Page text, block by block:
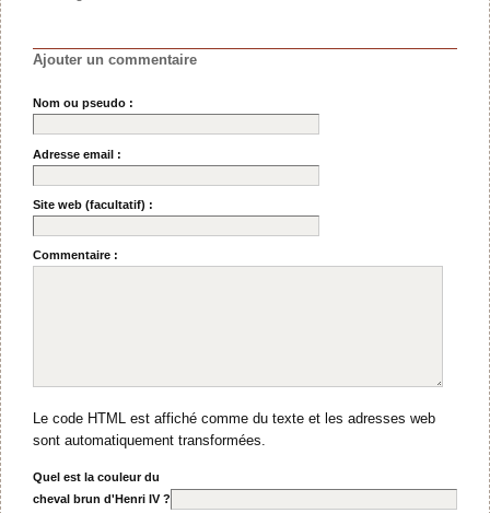
Ajouter un commentaire
Nom ou pseudo :
Adresse email :
Site web (facultatif) :
Commentaire :
Le code HTML est affiché comme du texte et les adresses web
sont automatiquement transformées.
Quel est la couleur du
cheval brun d'Henri IV ?